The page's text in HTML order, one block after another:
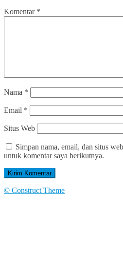
Komentar *
Nama *
Email *
Situs Web
Simpan nama, email, dan situs
untuk komentar saya berikutnya.
© Construct Theme